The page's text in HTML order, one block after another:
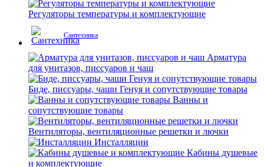
Регуляторы температуры и комплектующие
Сантехника
Арматура
для унитазов, писсуаров и чаш
Биде, писсуары, чаши Генуя и сопутствующие товары
Ванны и
сопутствующие товары
Вентиляторы, вентиляционные решетки и лючки
Инсталляции
Кабины душевые
и комплектующие